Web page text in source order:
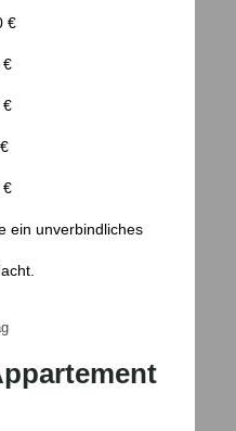
€
ein unverbindliches